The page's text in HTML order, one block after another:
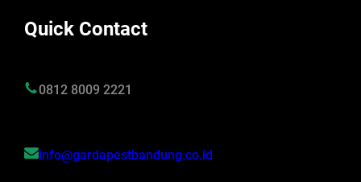
Quick Contact
0812 8009 2221
info@gardapestbandung.co.id